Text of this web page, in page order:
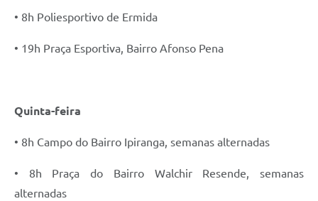
• 8h Poliesportivo de Ermida
• 19h Praça Esportiva, Bairro Afonso Pena
Quinta-feira
• 8h Campo do Bairro Ipiranga, semanas alternadas
• 8h Praça do Bairro Walchir Resende, semanas
alternadas